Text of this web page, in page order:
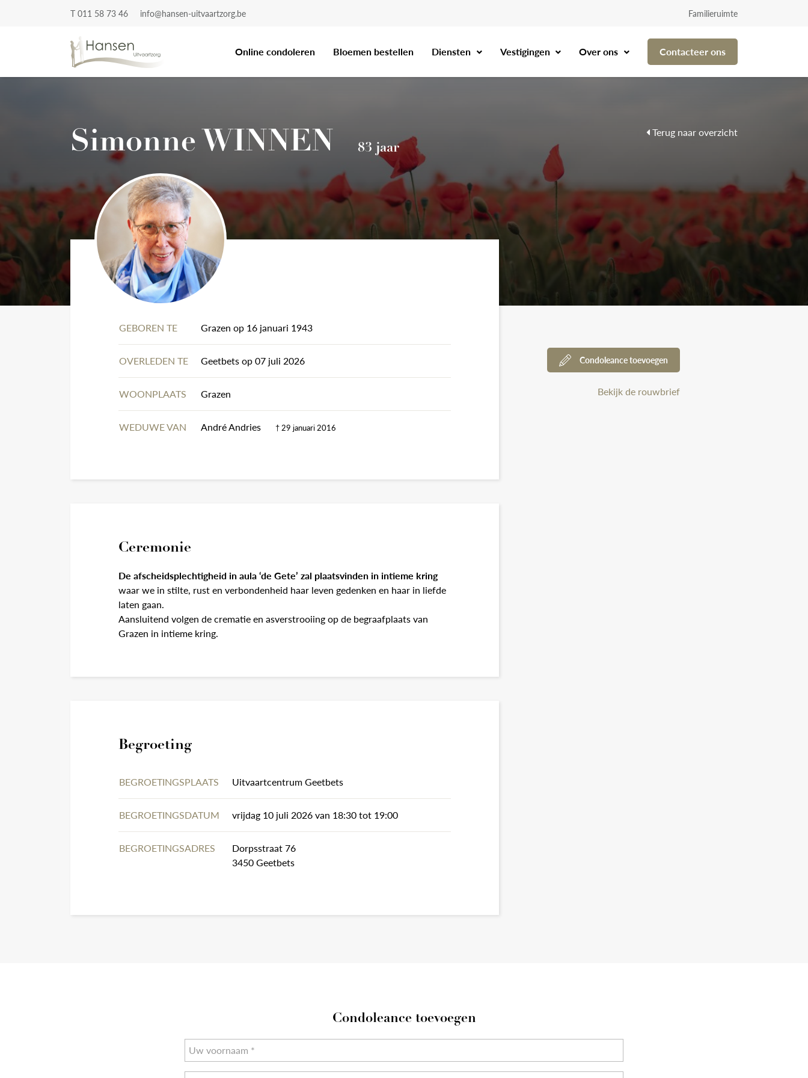
T 011 58 73 46 info@hansen-uitvaartzorg.be Familieruimte
Online condoleren Bloemen bestellen Diensten Vestigingen Over ons Contacteer ons
Simonne WINNEN 83 jaar
Terug naar overzicht
GEBOREN TE Grazen op 16 januari 1943
OVERLEDEN TE Geetbets op 07 juli 2026
WOONPLAATS Grazen
WEDUWE VAN André Andries † 29 januari 2016
Ceremonie
De afscheidsplechtigheid in aula ‘de Gete’ zal plaatsvinden in intieme kring
waar we in stilte, rust en verbondenheid haar leven gedenken en haar in liefde
laten gaan.
Aansluitend volgen de crematie en asverstrooiing op de begraafplaats van
Grazen in intieme kring.
Begroeting
BEGROETINGSPLAATS Uitvaartcentrum Geetbets
BEGROETINGSDATUM vrijdag 10 juli 2026 van 18:30 tot 19:00
BEGROETINGSADRES
Dorpsstraat 76
3450 Geetbets
Condoleance toevoegen
Bekijk de rouwbrief
Condoleance toevoegen